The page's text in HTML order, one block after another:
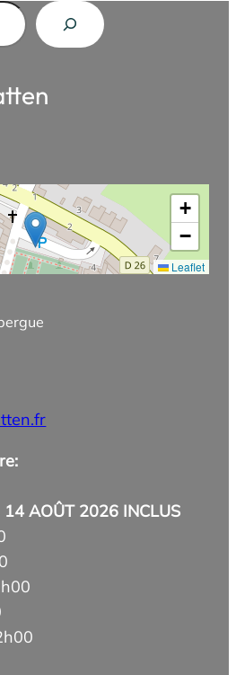
+
−
Leaflet
14 AOÛT 2026 INCLUS